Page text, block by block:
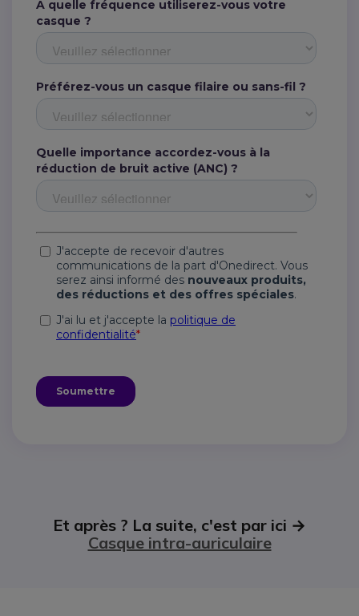
Et après ? La suite, c'est par ici →
Casque intra-auriculaire